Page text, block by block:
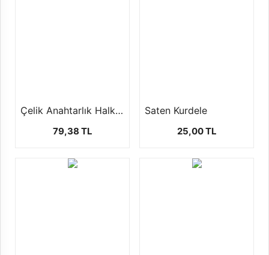
Çelik Anahtarlık Halkası ( 1 paket 50 ad )
79,38 TL
Saten Kurdele
25,00 TL